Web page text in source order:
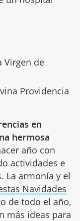
Virgen de
Providencia
en
hermosa
año con
actividades e
La armonía y el
Navidades
de todo el año,
más ideas para